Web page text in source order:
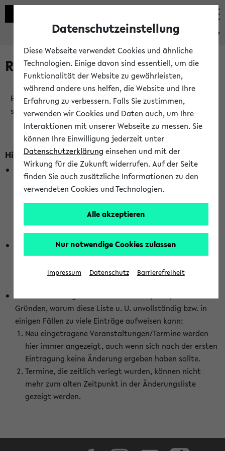
eKVV
Raumänderungen
Es wurden keine Raumänderungen an jetzt
stattfindenden Veranstaltungen gefunden!
Hinweise zur Liste der Raumänderungen
In dieser Liste werden nur Veranstaltungstermine
berücksichtigt, die gerade oder innerhalb der nächsten 2
Stunden stattfinden. Berücksichtigt werden nur Termine,
wurden. Die Anzeige ist semesterübergreifend und nicht
abhängig vom im eKVV gewählten Semester.
Die hier gezeigte Liste von Raumänderungen kann nur
vollständig sein, wenn den Fakultäten von den Lehrenden
die Änderungen zeitnah mitgeteilt und diese Änderungen
Gründen, warum diese Liste u. U. unvollständig bzw. in
einigen Fällen zu viele Einträge aufweisen kann:
Neu eingetragene Veranstaltungen/Termine werden
hier immer angezeigt, auch wenn sich nach der ersten
Eintragung keine Änderung ergeben haben sollte.
Termine, die zeitlich verlegt wurden, können nicht
mehr zum alten Zeitpunkt in der Änderungsliste
gezeigt werden.
Datenschutzeinstellung
Diese Webseite verwendet Cookies und ähnliche
Technologien. Einige davon sind essentiell, um die
Funktionalität der Website zu gewährleisten,
während andere uns helfen, die Website und Ihre
Erfahrung zu verbessern. Falls Sie zustimmen,
verwenden wir Cookies und Daten auch, um Ihre
Interaktionen mit unserer Webseite zu messen. Sie
können Ihre Einwilligung jederzeit unter
Datenschutzerklärung einsehen und mit der
Wirkung für die Zukunft widerrufen. Auf der Seite
finden Sie auch zusätzliche Informationen zu den
verwendeten Cookies und Technologien.
Alle akzeptieren
Nur notwendige Cookies zulassen
Impressum Datenschutz Barrierefreiheit